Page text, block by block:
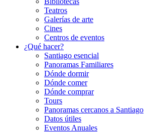
Teatros
Galerí­as de arte
Cines
Centros de eventos
¿Qué hacer?
Santiago esencial
Panoramas Familiares
Dónde dormir
Dónde comer
Dónde comprar
Tours
Panoramas cercanos a Santiago
Datos útiles
Eventos Anuales